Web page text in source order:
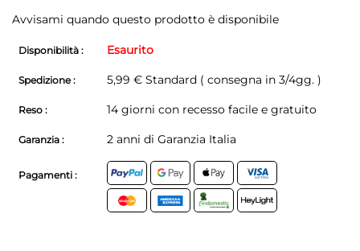
Avvisami quando questo prodotto è disponibile
Disponibilità : Esaurito
Spedizione : 5,99 € Standard ( consegna in 3/4gg. )
Reso : 14 giorni con recesso facile e gratuito
Garanzia : 2 anni di Garanzia Italia
Pagamenti :